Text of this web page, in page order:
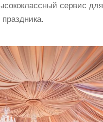
сервис для